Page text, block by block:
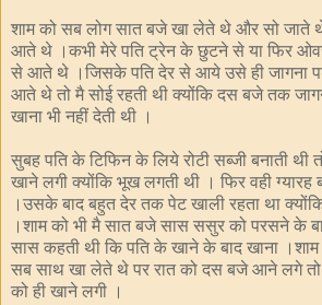
शाम को सब लोग सात बजे खा लेते थे और सो जाते
आते थे ।कभी मेरे पति ट्रेन के छुटने से या फिर
से आते थे ।जिसके पति देर से आये उसे ही जागना
आते थे तो मै सोई रहती थी क्योंकि दस बजे तक
खाना भी नहीं देती थी ।
सुबह पति के टिफिन के लिये रोटी सब्जी बनाती थी
खाने लगी क्योंकि भूख लगती थी । फिर वही ग्यारह
।उसके बाद बहुत देर तक पेट खाली रहता था
।शाम को भी मै सात बजे सास ससुर को परसने के
सास कहती थी कि पति के खाने के बाद खाना
सब साथ खा लेते थे पर रात को दस बजे आने लगे
को ही खाने लगी ।